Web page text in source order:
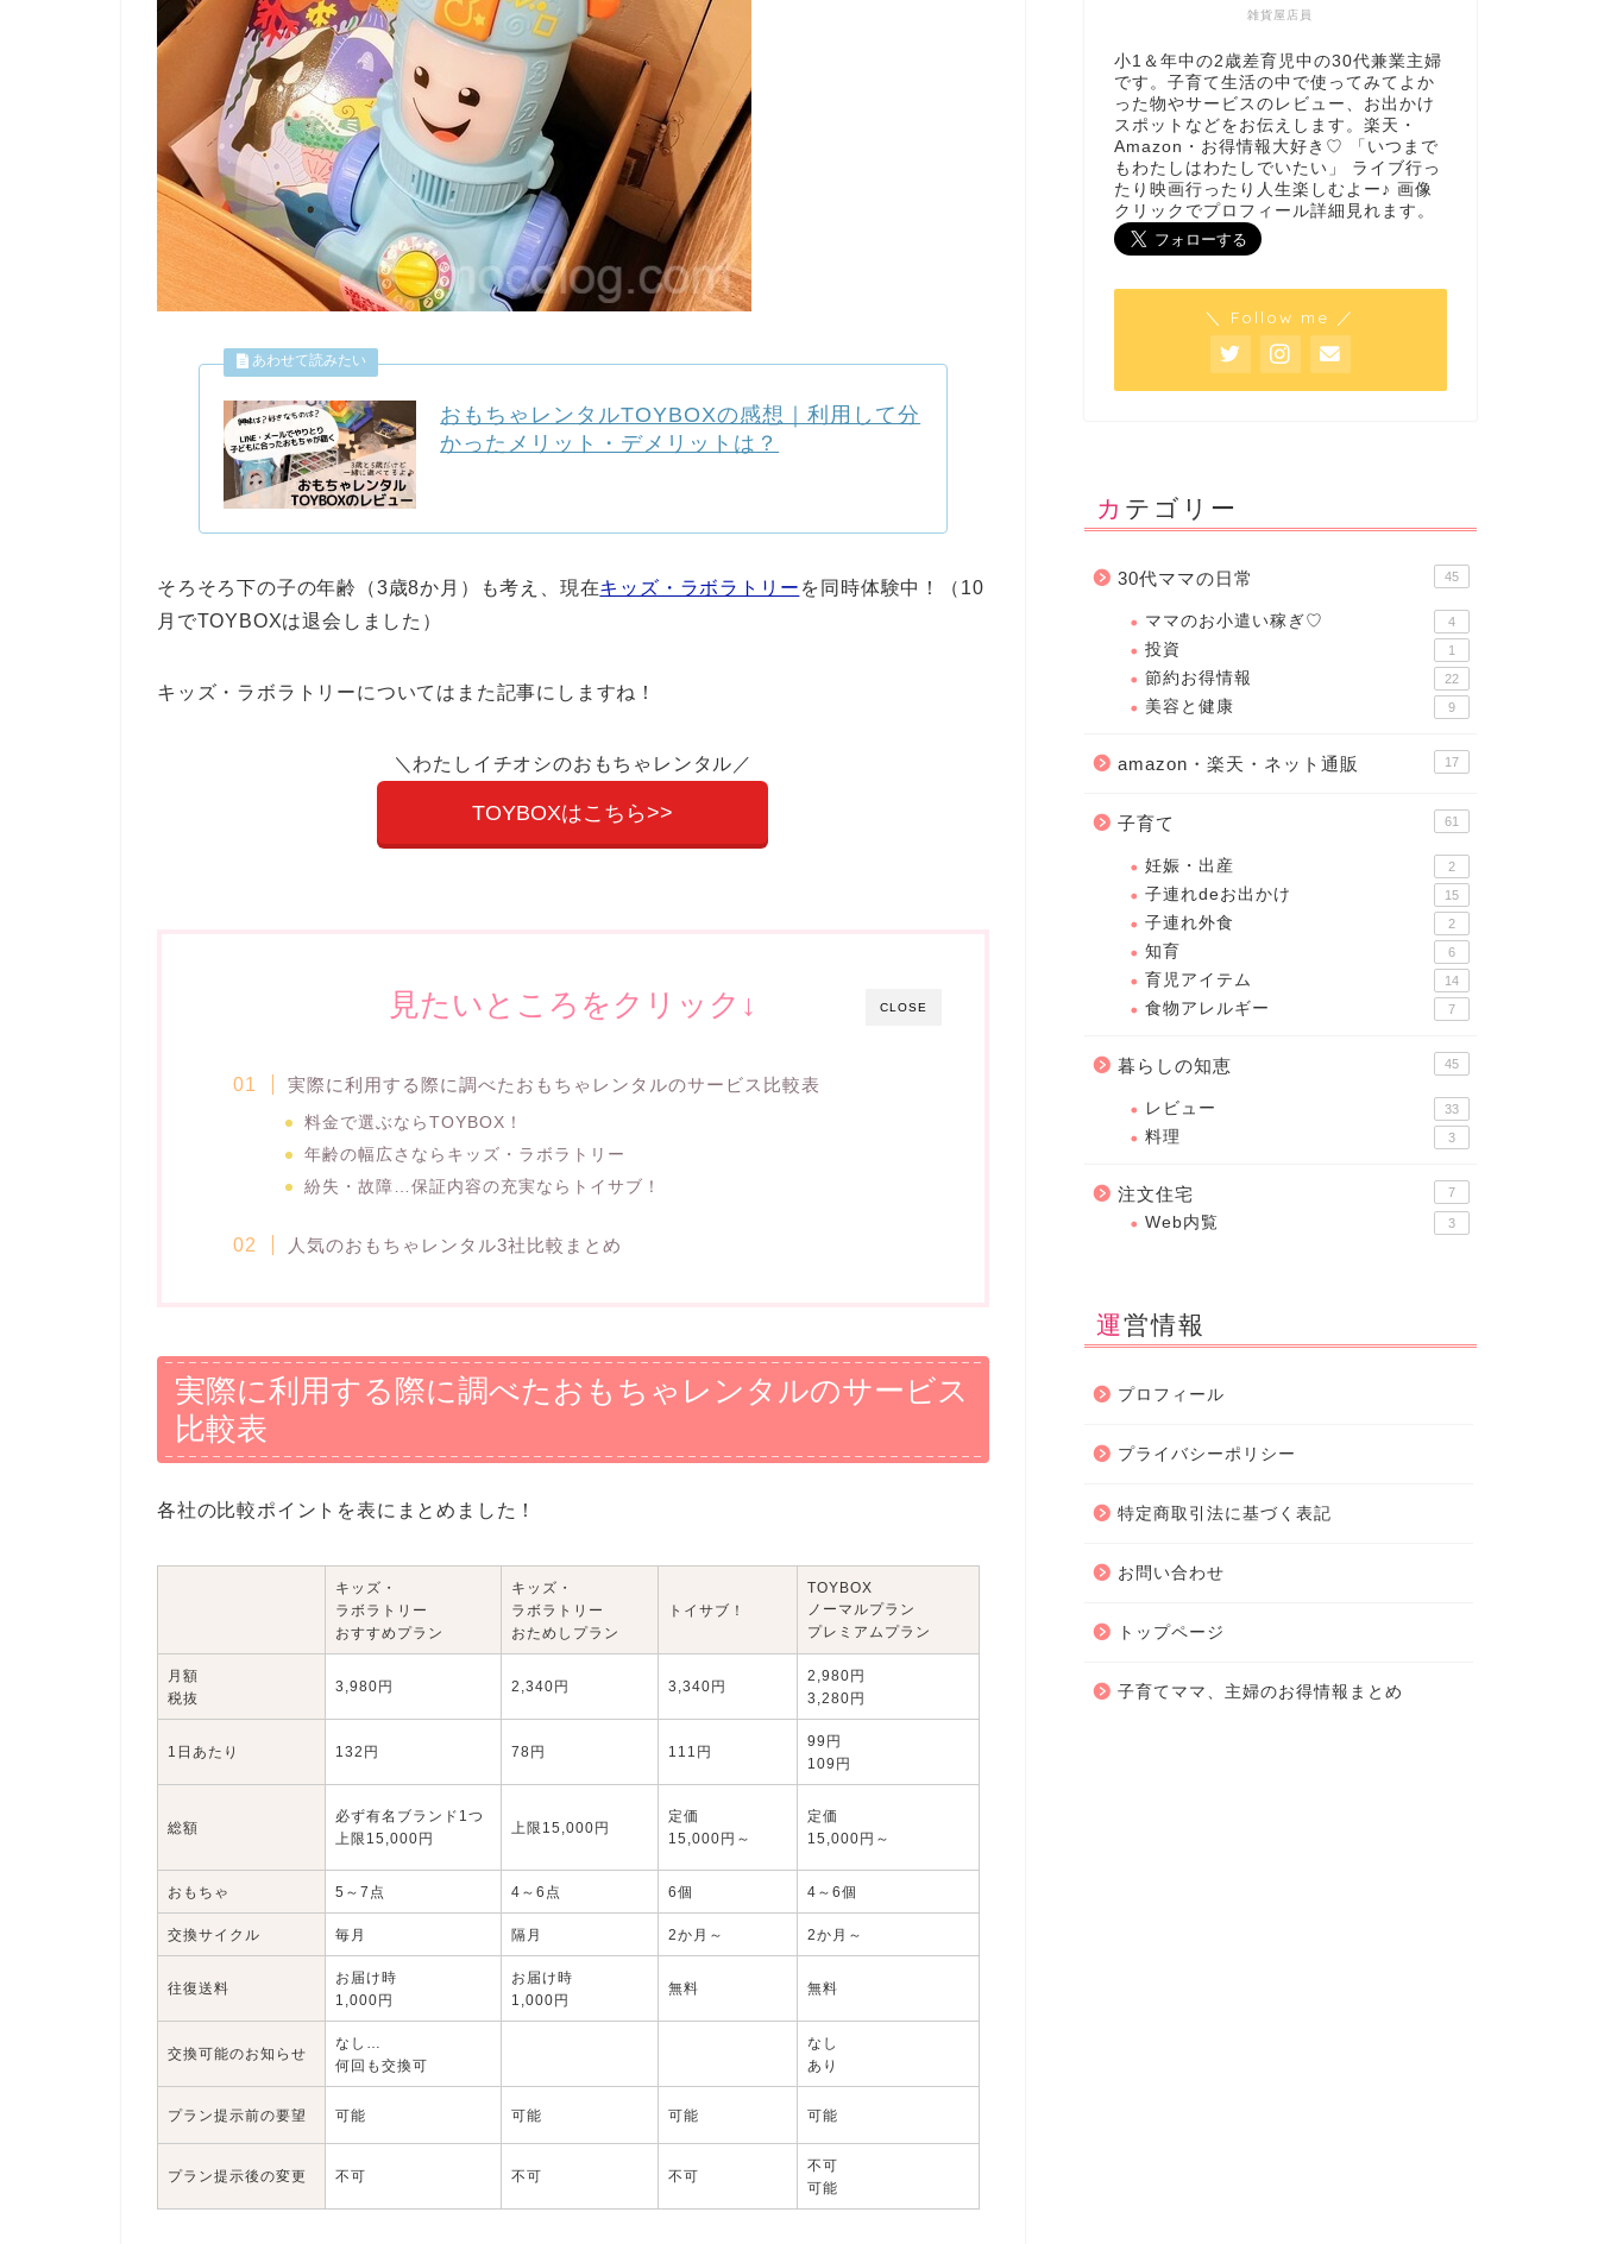
おもちゃレンタルTOYBOXの感想｜利用して分
かったメリット・デメリットは？
そろそろ下の子の年齢（3歳8か月）も考え、現在キッズ・ラボラトリー を同時体験中！（10
月でTOYBOXは退会しました）
キッズ・ラボラトリーについてはまた記事にしますね！
＼わたしイチオシのおもちゃレンタル／
TOYBOXはこちら>>
CLOSE
見たいところをクリック↓
実際に利用する際に調べたおもちゃレンタルのサービス比較表
料金で選ぶならTOYBOX！
年齢の幅広さならキッズ・ラボラトリー
紛失・故障…保証内容の充実ならトイサブ！
人気のおもちゃレンタル3社比較まとめ
実際に利用する際に調べたおもちゃレンタルのサービス
比較表
各社の比較ポイントを表にまとめました！
キッズ・
ラボラトリー
おすすめプラン
キッズ・
ラボラトリー
おためしプラン
トイサブ！
TOYBOX
ノーマルプラン
プレミアムプラン
月額
税抜
3,980円 2,340円 3,340円
2,980円
3,280円
1日あたり 132円 78円 111円
99円
109円
総額
必ず有名ブランド1つ
上限15,000円
上限15,000円
定価
15,000円～
定価
15,000円～
おもちゃ 5～7点 4～6点 6個 4～6個
交換サイクル 毎月 隔月 2か月～ 2か月～
往復送料
お届け時
1,000円
お届け時
1,000円
無料 無料
交換可能のお知らせ
なし…
何回も交換可
なし
あり
プラン提示前の要望 可能 可能 可能 可能
プラン提示後の変更 不可 不可 不可
不可
可能
雑貨屋店員
小1＆年中の2歳差育児中の30代兼業主婦
です。子育て生活の中で使ってみてよか
った物やサービスのレビュー、お出かけ
スポットなどをお伝えします。楽天・
Amazon・お得情報大好き♡ 「いつまで
もわたしはわたしでいたい」 ライブ行っ
たり映画行ったり人生楽しむよー♪ 画像
クリックでプロフィール詳細見れます。
＼ Follow me ／
カテゴリー
30代ママの日常 45
ママのお小遣い稼ぎ♡ 4
投資 1
節約お得情報 22
美容と健康 9
amazon・楽天・ネット通販 17
子育て 61
妊娠・出産 2
子連れdeお出かけ 15
子連れ外食 2
知育 6
育児アイテム 14
食物アレルギー 7
暮らしの知恵 45
レビュー 33
料理 3
注文住宅 7
Web内覧 3
運営情報
プロフィール
プライバシーポリシー
特定商取引法に基づく表記
お問い合わせ
トップページ
子育てママ、主婦のお得情報まとめ